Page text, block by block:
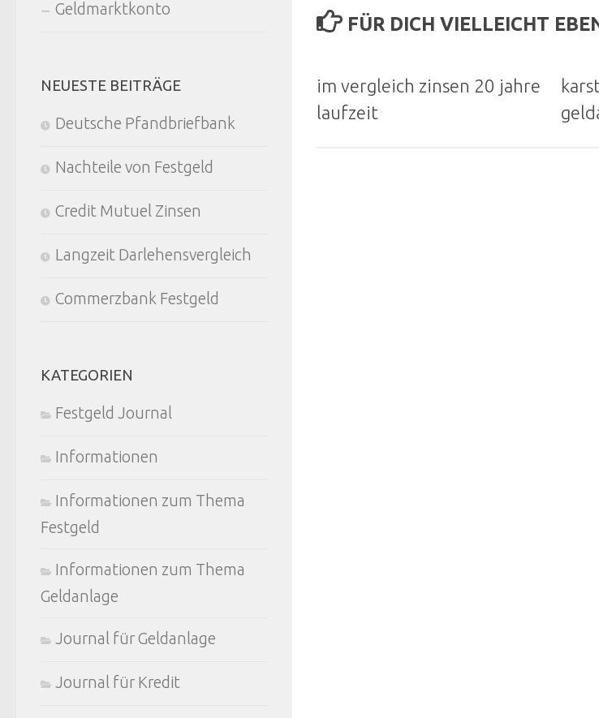
FÜR DICH VIELLEICHT
im vergleich zinsen 20 jahre
laufzeit
Geldmarktkonto
NEUESTE BEITRÄGE
Deutsche Pfandbriefbank
Nachteile von Festgeld
Credit Mutuel Zinsen
Langzeit Darlehensvergleich
Commerzbank Festgeld
KATEGORIEN
Festgeld Journal
Informationen
Informationen zum Thema
Festgeld
Informationen zum Thema
Geldanlage
Journal für Geldanlage
Journal für Kredit